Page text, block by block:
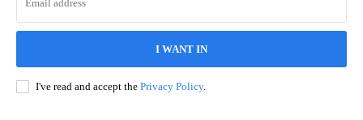
I WANT IN
I've read and accept the Privacy Policy.